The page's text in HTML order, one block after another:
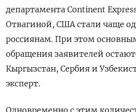
департамента Continent
Отвагиной, США стали чаще
россиянам. При этом
обращения заявителей
Кыргызстан, Сербия и
эксперт.
Одновременно с этим